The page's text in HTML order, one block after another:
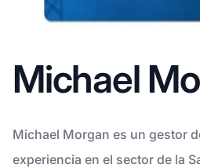
Michael
Michael Morgan es un gestor
experiencia en el sector de la